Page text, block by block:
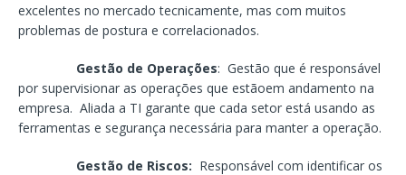
excelentes no mercado tecnicamente, mas com muitos
problemas de postura e correlacionados.
Gestão de Operações: Gestão que é responsável
por supervisionar as operações que estãoem andamento na
empresa. Aliada a TI garante que cada setor está usando as
ferramentas e segurança necessária para manter a operação.
Gestão de Riscos: Responsável com identificar os